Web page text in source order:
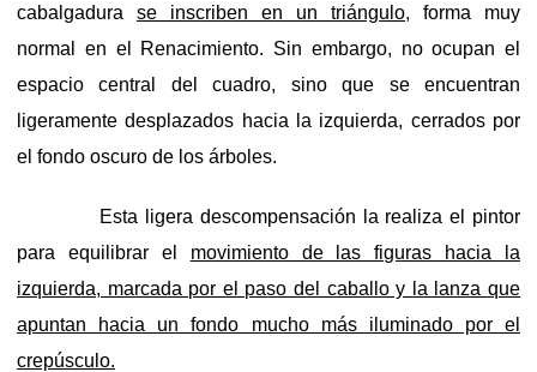
cabalgadura se inscriben en un triángulo, forma muy
normal en el Renacimiento. Sin embargo, no ocupan el
espacio central del cuadro, sino que se encuentran
ligeramente desplazados hacia la izquierda, cerrados por
el fondo oscuro de los árboles.
Esta ligera descompensación la realiza el pintor
para equilibrar el movimiento de las figuras hacia la
izquierda, marcada por el paso del caballo y la lanza que
apuntan hacia un fondo mucho más iluminado por el
crepúsculo.